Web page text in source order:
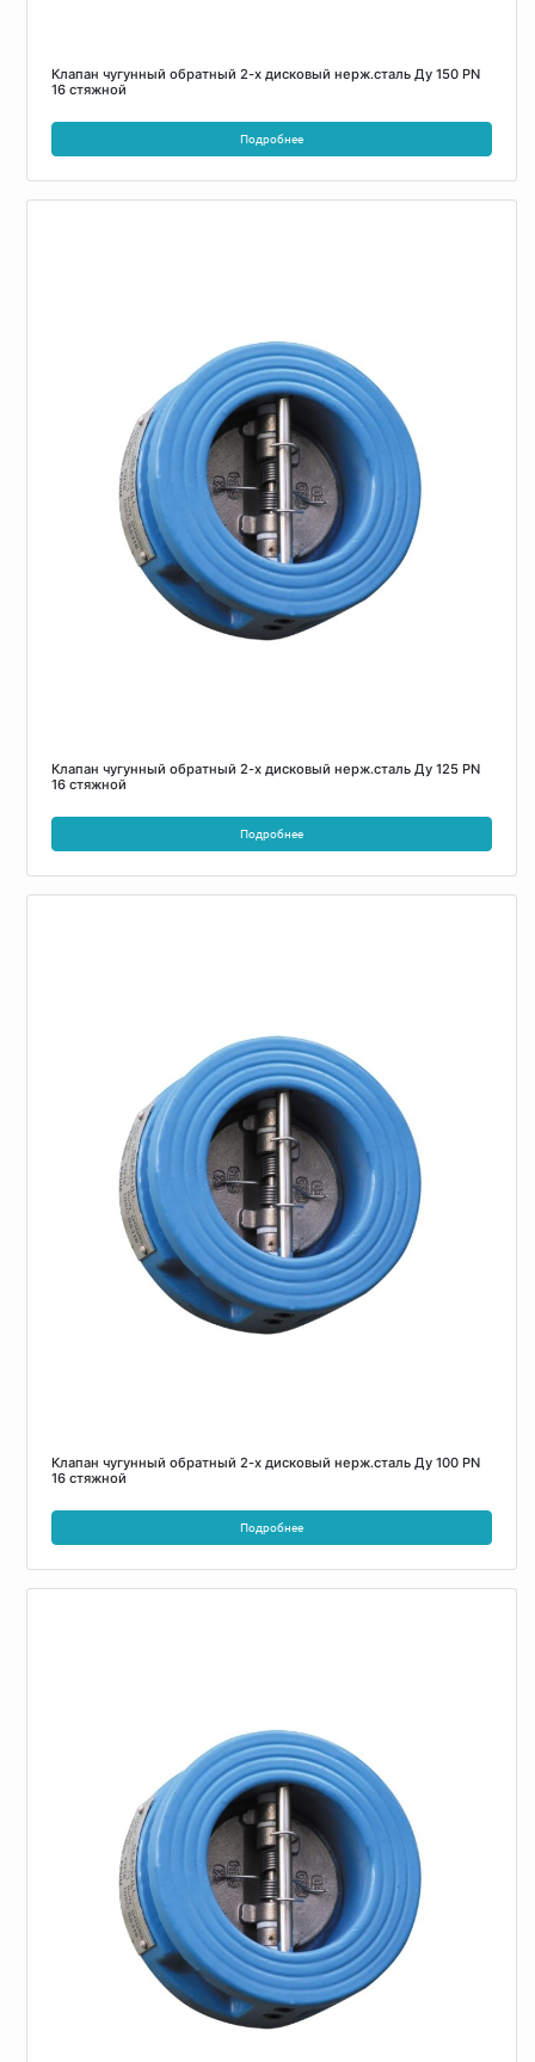
Клапан чугунный обратный 2-х дисковый нерж.сталь Ду 150 PN
16 стяжной
Подробнее
Клапан чугунный обратный 2-х дисковый нерж.сталь Ду 125 PN
16 стяжной
Подробнее
Клапан чугунный обратный 2-х дисковый нерж.сталь Ду 100 PN
16 стяжной
Подробнее